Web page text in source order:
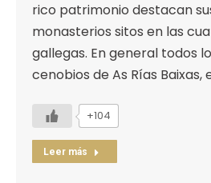
rico patrimonio destacan
monasterios sitos en las
gallegas. En general todos
cenobios de As Rías Baixas,
+104
Leer más